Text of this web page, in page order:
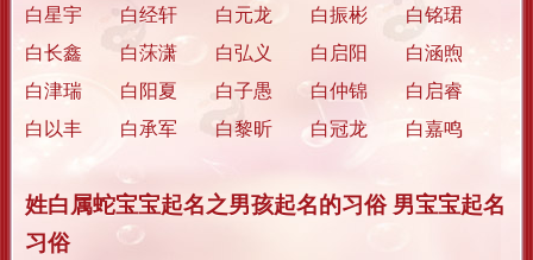
白星宇 白经轩 白元龙 白振彬 白铭珺
白长鑫 白莯潇 白弘义 白启阳 白涵煦
白津瑞 白阳夏 白子愚 白仲锦 白启睿
白以丰 白承军 白黎昕 白冠龙 白嘉鸣
姓白属蛇宝宝起名之男孩起名的习俗 男宝宝起名
习俗